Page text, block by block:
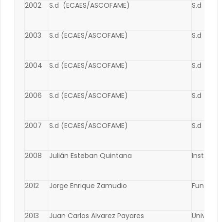
2002 S.d (ECAES/ASCOFAME) S.d
2003 S.d (ECAES/ASCOFAME) S.d
2004 S.d (ECAES/ASCOFAME) S.d
2006 S.d (ECAES/ASCOFAME) S.d
2007 S.d (ECAES/ASCOFAME) S.d
2008 Julián Esteban Quintana
2012 Jorge Enrique Zamudio
2013 Juan Carlos Alvarez Payares